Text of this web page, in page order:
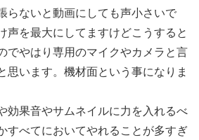
らないと動画にしても声小さいで
声を最大にしてますけどこうすると
でやはり専用のマイクやカメラと言
思います。機材面という事になりま
効果音やサムネイルに力を入れるべ
すべてにおいてやれることが多すぎ